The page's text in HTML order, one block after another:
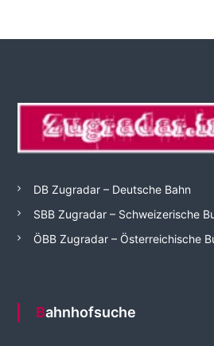
DB Zugradar – Deutsche Bahn
SBB Zugradar – Schweizerische
ÖBB Zugradar – Österreichische
Bahnhofsuche